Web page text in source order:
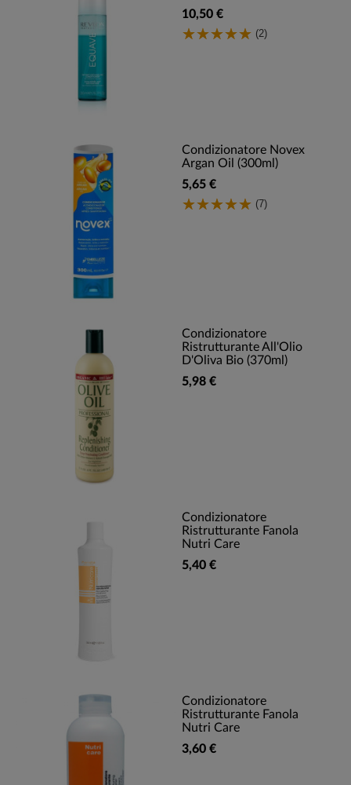
10,50 €
(2)
Condizionatore Novex
Argan Oil (300ml)
5,65 €
(7)
Condizionatore
Ristrutturante All'Olio
D'Oliva Bio (370ml)
5,98 €
Condizionatore
Ristrutturante Fanola
Nutri Care
5,40 €
Condizionatore
Ristrutturante Fanola
Nutri Care
3,60 €